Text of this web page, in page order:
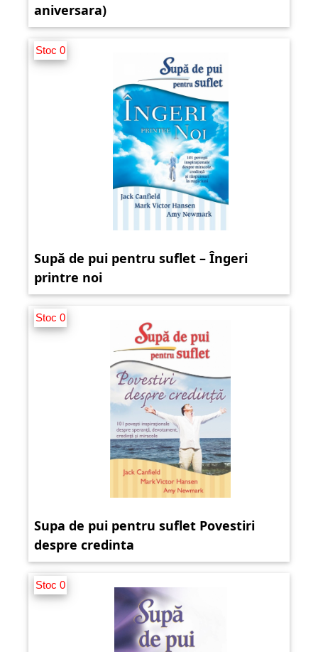
aniversara)
Stoc 0
Supă de pui pentru suflet – Îngeri
printre noi
Stoc 0
Supa de pui pentru suflet Povestiri
despre credinta
Stoc 0